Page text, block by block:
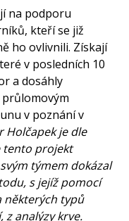
na podporu
kteří se již
ho ovlivnili. Získají
v posledních 10
a dosáhly
v poznání v
Holčapek je dle
tento projekt
týmem dokázal
s jejíž pomocí
některých typů
z analýzy krve.